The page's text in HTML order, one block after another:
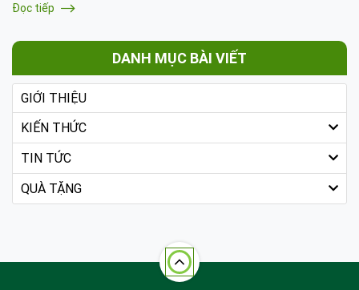
DANH MỤC BÀI VIẾT
GIỚI THIỆU
KIẾN THỨC
TIN TỨC
QUÀ TẶNG
Đọc tiếp